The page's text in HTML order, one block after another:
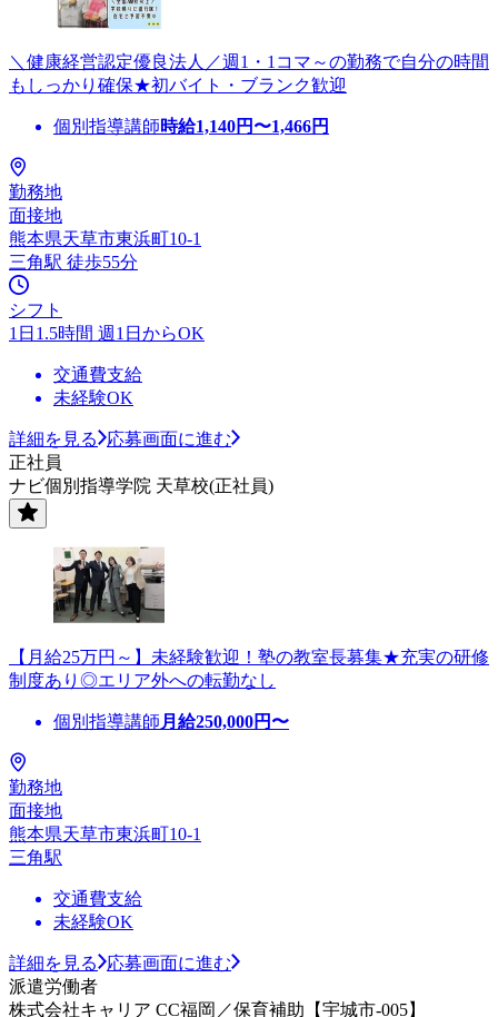
＼健康経営認定優良法人／週1・1コマ～の勤務で自分の時間
もしっかり確保★初バイト・ブランク歓迎
個別指導講師時給1,140円〜1,466円
勤務地
面接地
熊本県天草市東浜町10-1
三角駅 徒歩55分
シフト
1日1.5時間 週1日からOK
交通費支給
未経験OK
詳細を見る
応募画面に進む
正社員
ナビ個別指導学院 天草校(正社員)
【月給25万円～】未経験歓迎！塾の教室長募集★充実の研修
制度あり◎エリア外への転勤なし
個別指導講師 月給250,000円〜
勤務地
面接地
熊本県天草市東浜町10-1
三角駅
交通費支給
未経験OK
詳細を見る
応募画面に進む
派遣労働者
株式会社キャリア CC福岡／保育補助【宇城市-005】